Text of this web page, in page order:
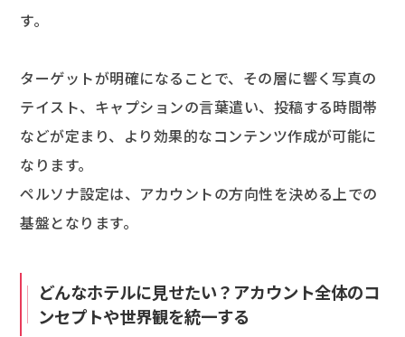
す。
ターゲットが明確になることで、その層に響く写真の
テイスト、キャプションの言葉遣い、投稿する時間帯
などが定まり、より効果的なコンテンツ作成が可能に
なります。
ペルソナ設定は、アカウントの方向性を決める上での
基盤となります。
どんなホテルに見せたい？アカウント全体のコ
ンセプトや世界観を統一する